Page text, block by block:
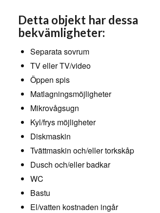
Detta objekt har dessa
bekvämligheter:
Separata sovrum
TV eller TV/video
Öppen spis
Matlagningsmöjligheter
Mikrovågsugn
Kyl/frys möjligheter
Diskmaskin
Tvättmaskin och/eller torkskåp
Dusch och/eller badkar
WC
Bastu
El/vatten kostnaden ingår